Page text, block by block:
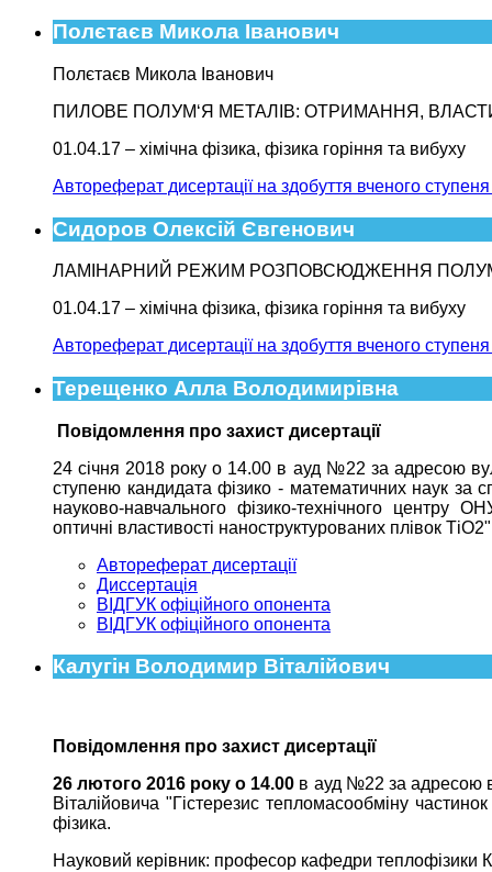
Полєтаєв Микола Іванович
Полєтаєв Микола Іванович
ПИЛОВЕ ПОЛУМ‘Я МЕТАЛІВ: ОТРИМАННЯ,
01.04.17 – хімічна фізика, фізика горіння та вибуху
Автореферат дисертації на здобуття вченого
Сидоров Олексій Євгенович
ЛАМІНАРНИЙ РЕЖИМ РОЗПОВСЮДЖЕННЯ
01.04.17 – хімічна фізика, фізика горіння та вибуху
Автореферат дисертації на здобуття вченого
Терещенко Алла Володимирівна
Повідомлення про захист дисертації
24 січня 2018 року о 14.00 в ауд №22 за адресою
ступеню кандидата фізико - математичних наук за
науково-навчального фізико-технічного центру
оптичні властивості наноструктурованих плівок
Автореферат дисертації
Диссертація
ВІДГУК офіційного опонента
ВІДГУК офіційного опонента
Калугін Володимир Віталійович
Повідомлення про захист дисертації
26 лютого 2016 року о 14.00 в ауд №22 за адресою
Віталійовича "Гістерезис тепломасообміну
фізика.
Науковий керівник: професор кафедри теплофізики